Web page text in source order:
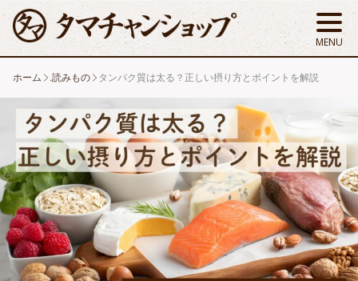
ホーム .読みもの タンパク質は太る？正しい摂り方とポイントを解説